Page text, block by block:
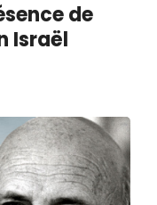
de
Israël